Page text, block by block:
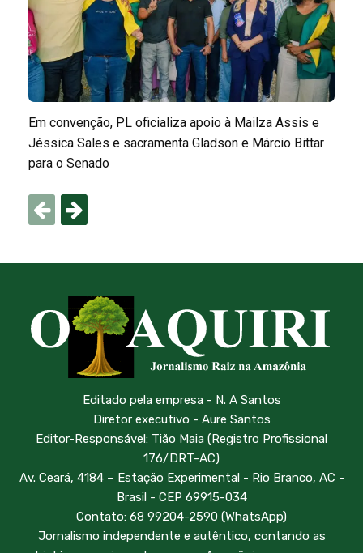
Em convenção, PL oficializa apoio à Mailza Assis e
Jéssica Sales e sacramenta Gladson e Márcio Bittar
para o Senado
Editado pela empresa - N. A Santos
Diretor executivo - Aure Santos
Editor-Responsável: Tião Maia (Registro Profissional
176/DRT-AC)
Av. Ceará, 4184 – Estação Experimental - Rio Branco, AC -
Brasil - CEP 69915-034
Contato: 68 99204-2590 (WhatsApp)
Jornalismo independente e autêntico, contando as